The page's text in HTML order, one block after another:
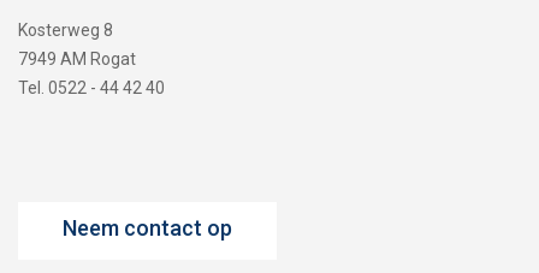
Kosterweg 8
7949 AM Rogat
Tel. 0522 - 44 42 40
Neem contact op